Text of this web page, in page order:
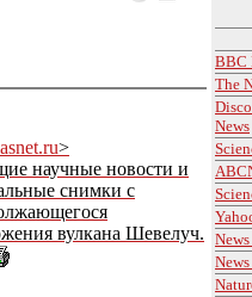
>
научные новости и
снимки с
вулкана Шевелуч.
BBC
The
News